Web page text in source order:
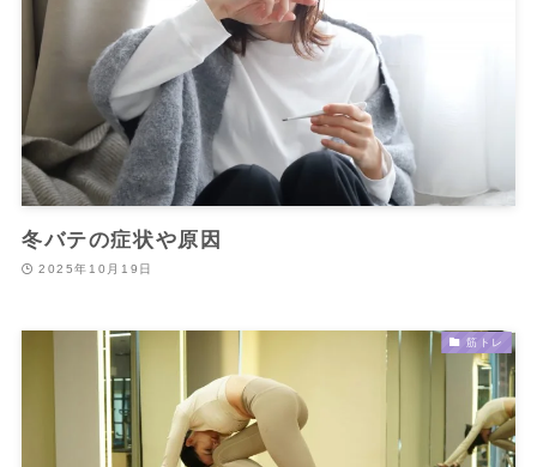
冬バテの症状や原因
2025年10月19日
筋トレ